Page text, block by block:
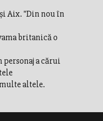
Aix. "Din nou în
britanică o
a cărui
altele.